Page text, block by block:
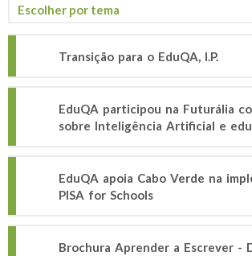
Transição para o EduQA, I.P.
EduQA participou na Futurália
sobre Inteligência Artificial e
EduQA apoia Cabo Verde na
PISA for Schools
Brochura Aprender a Escrever -